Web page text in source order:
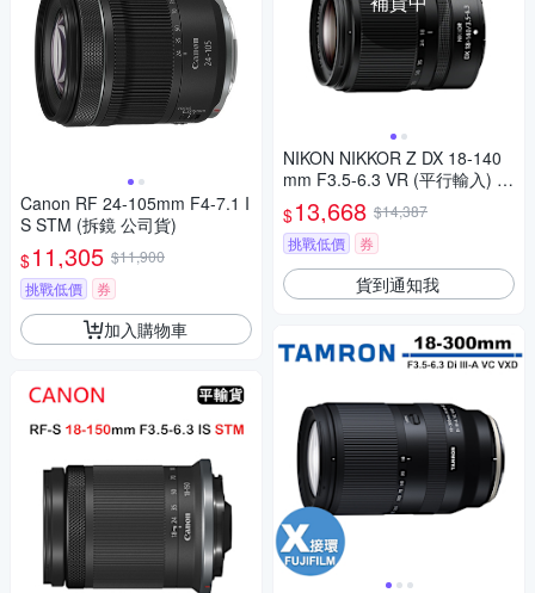
Canon RF 24-105mm F4-7.1 I
S STM (拆鏡 公司貨)
$11,305 $11,900
挑戰低價
券
加入購物車
NIKON NIKKOR Z DX 18-140
mm F3.5-6.3 VR (平行輸入) 彩
盒
$13,668 $14,387
挑戰低價
券
貨到通知我